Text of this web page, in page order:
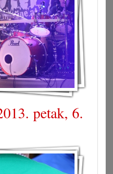
petak, 6.